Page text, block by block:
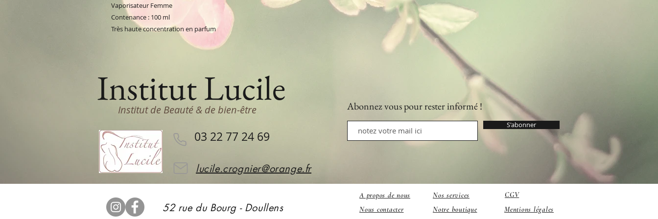
Vaporisateur Femme
Contenance : 100 ml
Très haute concentration en parfum
Abonnez vouspour rester informé !
S'abonner
03 22 77 24 69
lucile.crognier@orange.fr
Institut Lucile
Institut de Beauté & de bien-être
52 rue du Bourg - Doullens
A propos de nous
Nous contacter
Nos services
Notre boutique
CGV
Mentions légales